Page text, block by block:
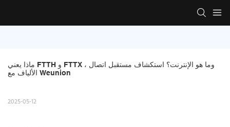
ماذا يعني FTTH و FTTX ، وما هو الإنترنت؟ استكشاف مستقبل اتصال
الألياف مع Weunion
2025-05-12